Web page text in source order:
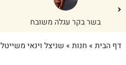
בשר בקר עגלה משובח
דף הבית » חנות » שניצל וינאי משייטל